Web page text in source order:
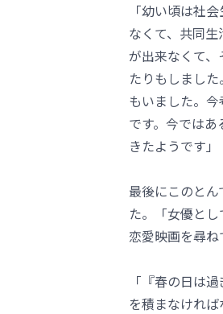
「幼い頃は社
なくて、共同
が出来なくて
たりもしまし
もいました。
です。今では
きたようです」
最後にこのと
た。「女優と
恋愛映画を尋ね
「『春の日は
を積まなけれ